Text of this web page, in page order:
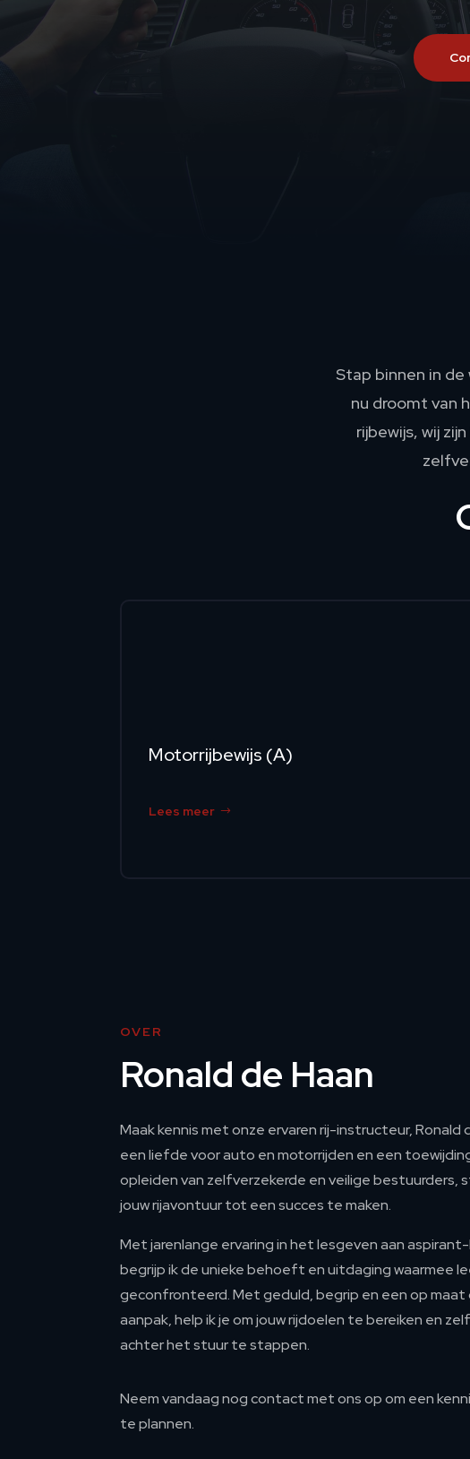
Stap binnen in
nu droomt van
rijbewijs, wij
Motorrijbewijs (A)
Lees meer
OVER
Ronald de Haan
Maak kennis met onze ervaren rij-instructeur, Ronald
een liefde voor auto en motorrijden en een
opleiden van zelfverzekerde en veilige bestuurders,
jouw rijavontuur tot een succes te maken.
Met jarenlange ervaring in het lesgeven aan
begrijp ik de unieke behoeft en uitdaging waarmee
geconfronteerd. Met geduld, begrip en een op
aanpak, help ik je om jouw rijdoelen te bereiken en
achter het stuur te stappen.
Neem vandaag nog contact met ons op om een
te plannen.